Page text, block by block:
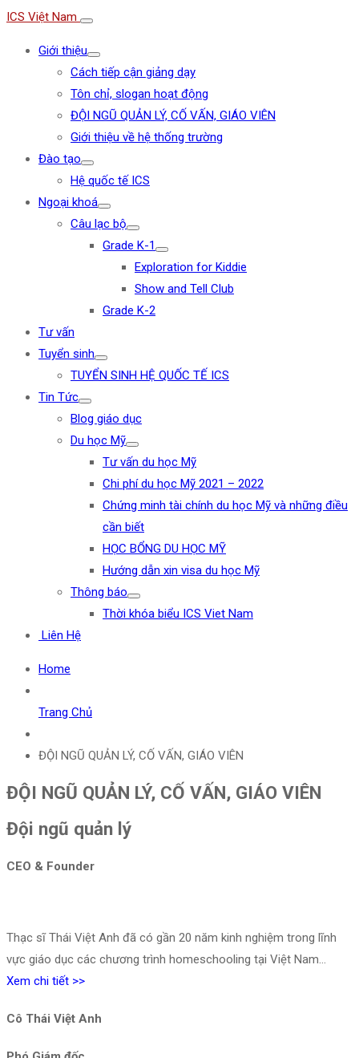
ICS Việt Nam
Giới thiệu
Cách tiếp cận giảng dạy
Tôn chỉ, slogan hoạt động
ĐỘI NGŨ QUẢN LÝ, CỐ VẤN, GIÁO VIÊN
Giới thiệu về hệ thống trường
Đào tạo
Hệ quốc tế ICS
Ngoại khoá
Câu lạc bộ
Grade K-1
Exploration for Kiddie
Show and Tell Club
Grade K-2
Tư vấn
Tuyển sinh
TUYỂN SINH HỆ QUỐC TẾ ICS
Tin Tức
Blog giáo dục
Du học Mỹ
Tư vấn du học Mỹ
Chi phí du học Mỹ 2021 – 2022
Chứng minh tài chính du học Mỹ và những điều
cần biết
HỌC BỔNG DU HỌC MỸ
Hướng dẫn xin visa du học Mỹ
Thông báo
Thời khóa biểu ICS Viet Nam
Liên Hệ
Home
Trang Chủ
ĐỘI NGŨ QUẢN LÝ, CỐ VẤN, GIÁO VIÊN
ĐỘI NGŨ QUẢN LÝ, CỐ VẤN, GIÁO VIÊN
Đội ngũ quản lý
CEO & Founder
Thạc sĩ Thái Việt Anh đã có gần 20 năm kinh nghiệm trong lĩnh
vực giáo dục các chương trình homeschooling tại Việt Nam…
Xem chi tiết >>
Cô Thái Việt Anh